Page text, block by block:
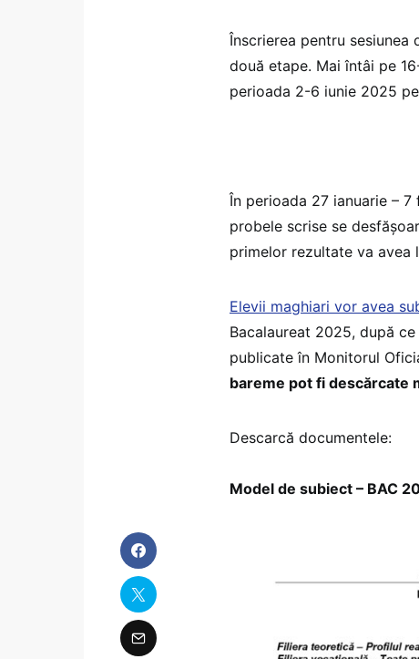
Înscrierea pentru sesiunea
două etape. Mai întâi pe
perioada 2-6 iunie 2025
În perioada 27 ianuarie –
probele scrise se
primelor rezultate va avea
Elevii maghiari vor avea
Bacalaureat 2025, după
publicate în Monitorul
bareme pot fi descărcate
Descarcă documentele:
Model de subiect – BAC